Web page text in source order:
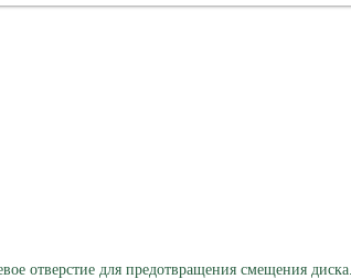
отверстие для предотвращения смещения